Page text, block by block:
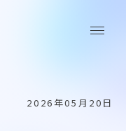
2026年05月20日